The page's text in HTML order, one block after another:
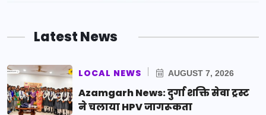
Latest News
LOCAL NEWS AUGUST 7, 2026
Azamgarh News: दुर्गा शक्ति सेवा ट्रस्ट
ने चलाया HPV जागरूकता